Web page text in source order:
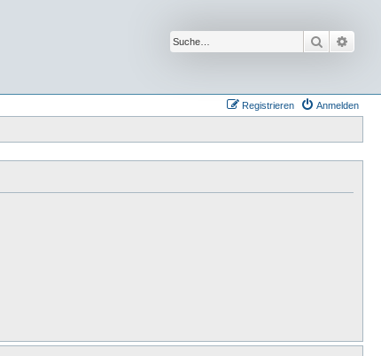
Suche
Anmelden
Registrieren